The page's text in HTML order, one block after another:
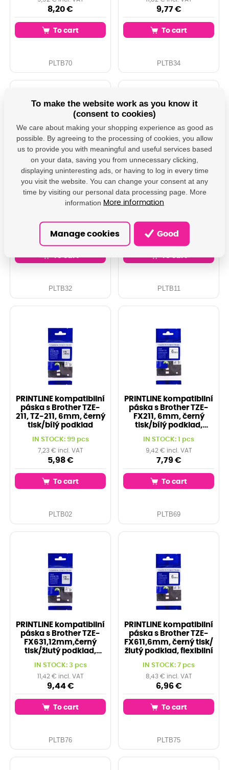
8,20 €
To cart
PLTB70
9,77 €
To cart
PLTB34
PRINTLINE kompatibilní
páska s Brother TZE-
141, TZ-141, 18mm,
černý tisk/průsvitný
4,49 € incl. VAT
3,71 €
To cart
PLTB32
PRINTLINE kompatibilní
páska s Brother TZE-
611, TZ-611, 6mm, černý
tisk/žlutý podklad
7,53 € incl. VAT
6,22 €
To cart
PLTB11
PRINTLINE kompatibilní
páska s Brother TZE-
211, TZ-211, 6mm, černý
tisk/bílý podklad
IN STOCK: 99 pcs
7,23 € incl. VAT
5,98 €
To cart
PLTB02
PRINTLINE kompatibilní
páska s Brother TZE-
FX211, 6mm, černý
tisk/bílý podklad,
IN STOCK: 1 pcs
9,42 € incl. VAT
7,79 €
To cart
PLTB69
PRINTLINE kompatibilní
páska s Brother TZE-
FX631,12mm,černý
tisk/žlutý podklad,
IN STOCK: 3 pcs
11,42 € incl. VAT
9,44 €
To cart
PLTB76
PRINTLINE kompatibilní
páska s Brother TZE-
FX611,6mm, černý tisk/
žlutý podklad, flexibilní
IN STOCK: 7 pcs
8,43 € incl. VAT
6,96 €
To cart
PLTB75
To make the website work as you know it
(consent to cookies)
We care about making your shopping experience as good as
possible. By agreeing to the processing of cookies, you allow
us to provide you with meaningful and useful services based
on your data, saving you from unnecessary clicking,
displaying uninteresting ads, or having to log in every time
you visit the website. You can change your consent at any
time by visiting our personal data processing page. More
information More information
Manage cookies Good